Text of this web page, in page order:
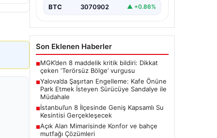
BTC 3070902 ▲ +0.86%
Son Eklenen Haberler
■MGK’den 8 maddelik kritik bildiri: Dikkat
çeken ‘Terörsüz Bölge’ vurgusu
■Yalova’da Şaşırtan Engelleme: Kafe Önüne
Park Etmek İsteyen Sürücüye Sandalye ile
Müdahale
■İstanbul’un 8 İlçesinde Geniş Kapsamlı Su
Kesintisi Gerçekleşecek
■Açık Alan Mimarisinde Konfor ve bahçe
mutfağı Çözümleri